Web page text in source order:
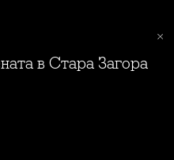
в Стара Загора